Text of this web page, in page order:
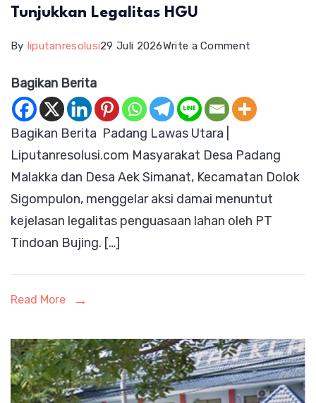
Tunjukkan Legalitas HGU
By liputanresolusi29 Juli 2026Write a Comment
Malakka
Aek
Simanat
Desak
PT
Bagikan Berita
Bagikan Berita Padang Lawas Utara |
Liputanresolusi.com Masyarakat Desa Padang
Malakka dan Desa Aek Simanat, Kecamatan Dolok
Sigompulon, menggelar aksi damai menuntut
kejelasan legalitas penguasaan lahan oleh PT
Tindoan Bujing. […]
Read More